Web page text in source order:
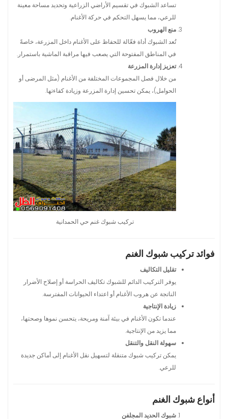
تساعد الشبوك في تقسيم الأراضي الزراعية وتحديد مساحة معينة
للرعي، مما يسهل التحكم في حركة الأغنام.
منع الهروب
تُعد الشبوك أداة فعّالة للحفاظ على الأغنام داخل المزرعة، خاصةً
في المناطق المفتوحة التي يصعب فيها مراقبة الماشية باستمرار.
تعزيز إدارة المزرعة
من خلال فصل المجموعات المختلفة من الأغنام (مثل المرضى أو
الحوامل)، يمكن تحسين إدارة المزرعة وزيادة كفاءتها.
تركيب شبوك غنم حي الحمدانية
فوائد تركيب شبوك الغنم
تقليل التكاليف
يوفر التركيب الدائم للشبوك تكاليف الحراسة أو إصلاح الأضرار
الناتجة عن هروب الأغنام أو اعتداء الحيوانات المفترسة.
زيادة الإنتاجية
عندما تكون الأغنام في بيئة آمنة ومريحة، يتحسن نموها وصحتها،
مما يزيد من الإنتاجية.
سهولة النقل والتنقل
يمكن تركيب شبوك متنقلة لتسهيل نقل الأغنام إلى أماكن جديدة
للرعي.
أنواع شبوك الغنم
شبوك الحديد المجلفن